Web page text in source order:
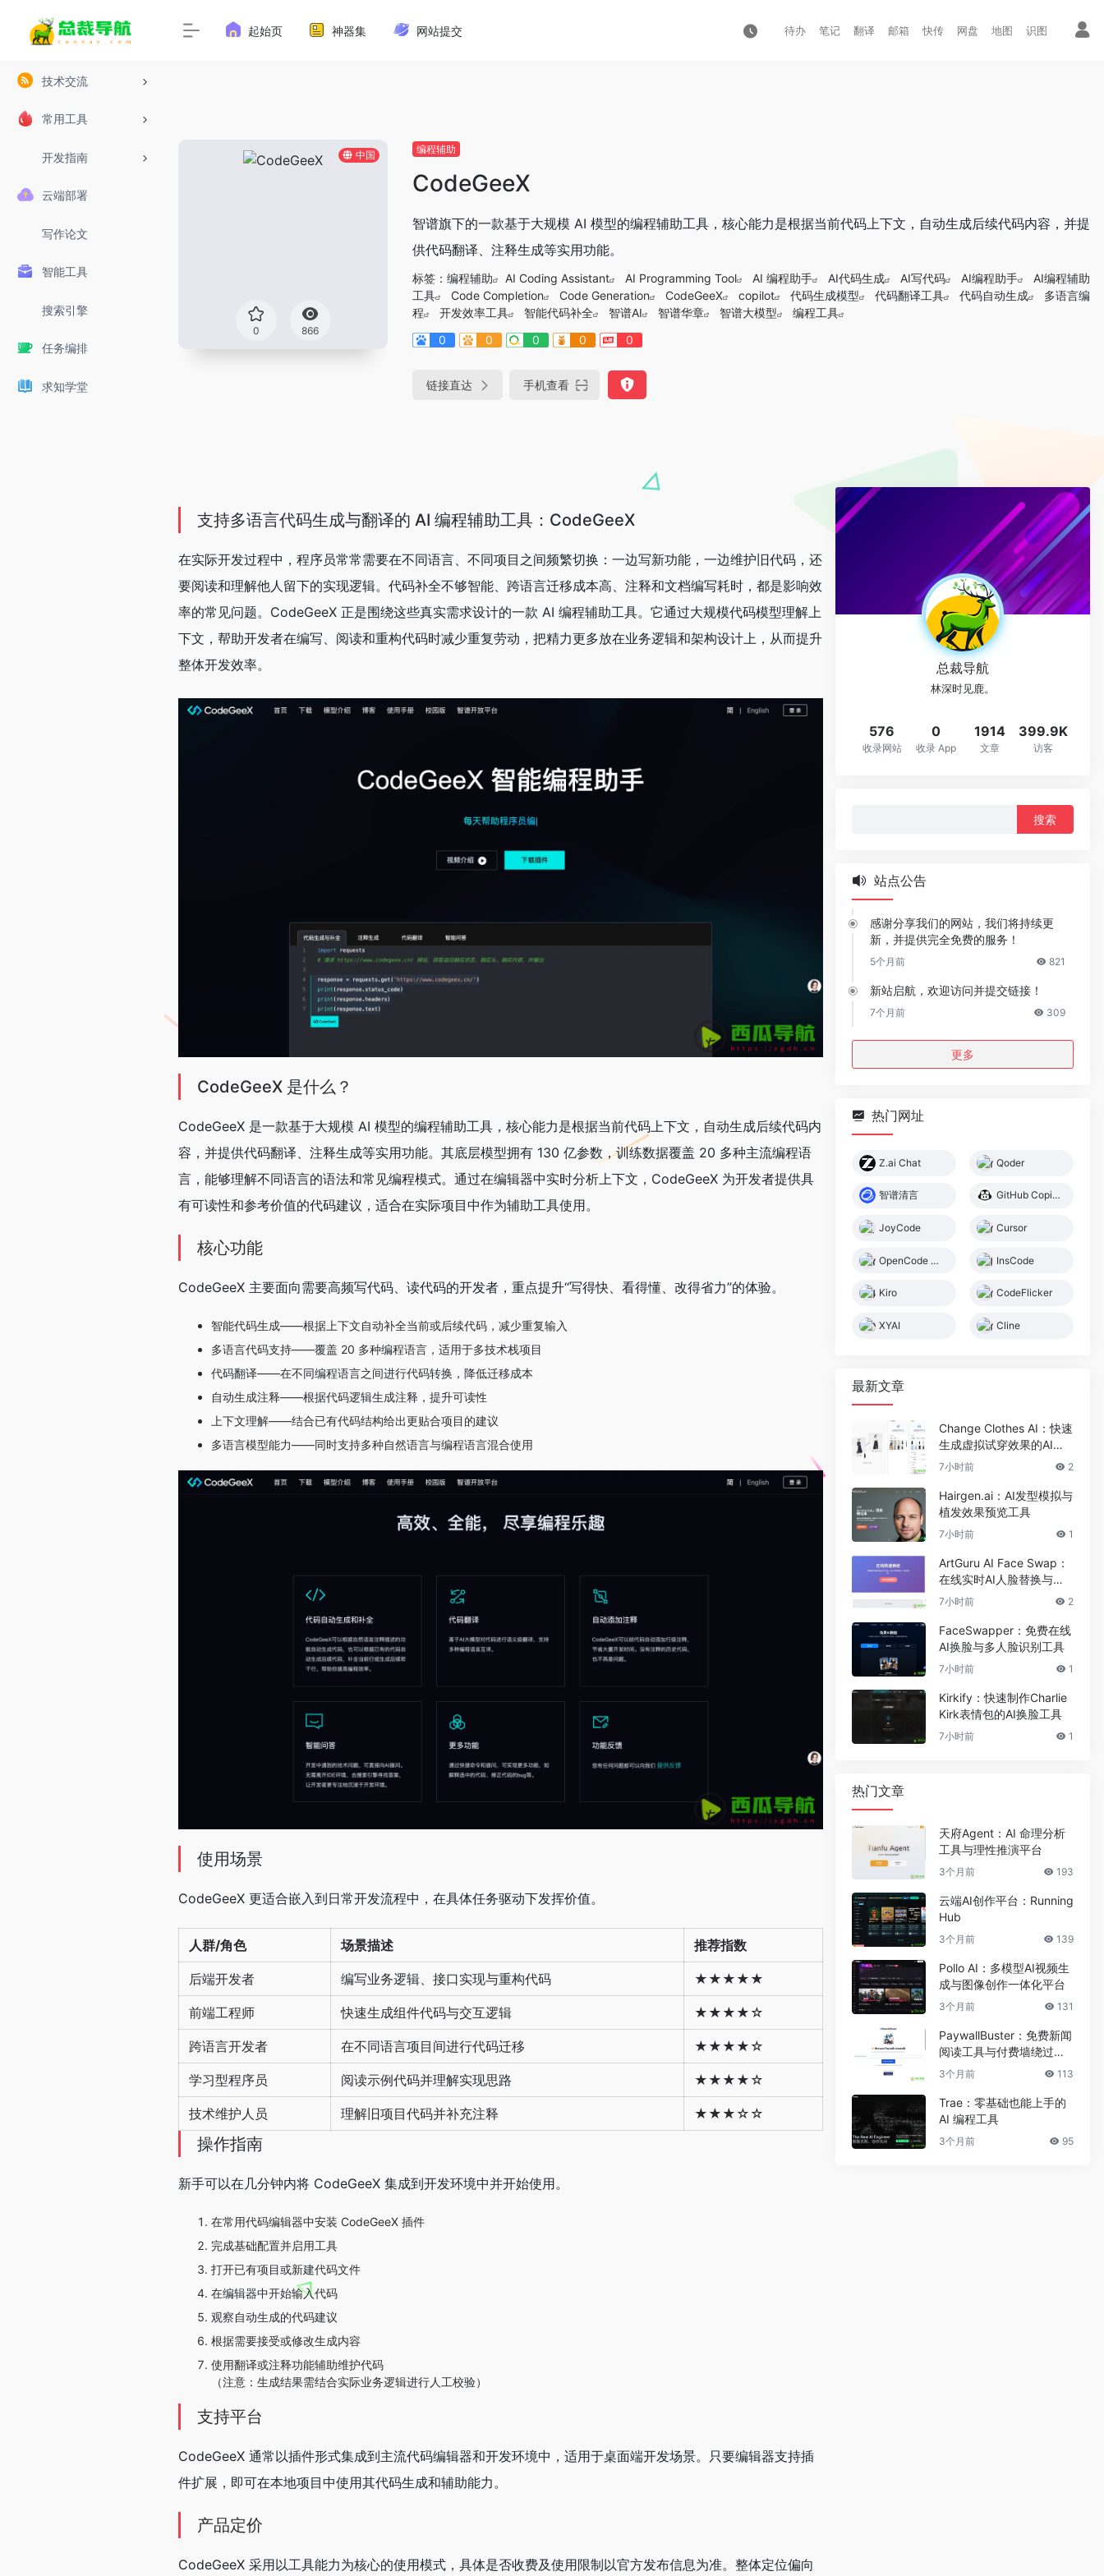
技术交流
常用工具
开发指南
云端部署
写作论文
智能工具
搜索引擎
任务编排
求知学堂
起始页 神器集 网站提交 待办 笔记 翻译 邮箱 快传 网盘 地图 识图
中国
0 866
编程辅助
CodeGeeX
智谱旗下的一款基于大规模 AI 模型的编程辅助工具，核心能力是根据当前代码上下文，自动生成后续代码内容，并提
供代码翻译、注释生成等实用功能。
标签： 编程辅助 AI Coding Assistant AI Programming Tool AI 编程助手 AI代码生成 AI写代码 AI编程助手
AI编程辅助
工具
Code Completion Code Generation CodeGeeX copilot 代码生成模型 代码翻译工具 代码自动生成
多语言编
程
开发效率工具 智能代码补全 智谱AI 智谱华章 智谱大模型
编程工具
0
0 0 0 0
链接直达 手机查看
支持多语言代码生成与翻译的 AI 编程辅助工具：CodeGeeX
在实际开发过程中，程序员常常需要在不同语言、不同项目之间频繁切换：一边写新功能，一边维护旧代码，还
要阅读和理解他人留下的实现逻辑。代码补全不够智能、跨语言迁移成本高、注释和文档编写耗时，都是影响效
率的常见问题。CodeGeeX 正是围绕这些真实需求设计的一款 AI 编程辅助工具。它通过大规模代码模型理解上
下文，帮助开发者在编写、阅读和重构代码时减少重复劳动，把精力更多放在业务逻辑和架构设计上，从而提升
整体开发效率。
CodeGeeX 是什么？
CodeGeeX 是一款基于大规模 AI 模型的编程辅助工具，核心能力是根据当前代码上下文，自动生成后续代码内
容，并提供代码翻译、注释生成等实用功能。其底层模型拥有 130 亿参数，训练数据覆盖 20 多种主流编程语
言，能够理解不同语言的语法和常见编程模式。通过在编辑器中实时分析上下文，CodeGeeX 为开发者提供具
有可读性和参考价值的代码建议，适合在实际项目中作为辅助工具使用。
核心功能
CodeGeeX 主要面向需要高频写代码、读代码的开发者，重点提升“写得快、看得懂、改得省力”的体验。
智能代码生成——根据上下文自动补全当前或后续代码，减少重复输入
多语言代码支持——覆盖 20 多种编程语言，适用于多技术栈项目
代码翻译——在不同编程语言之间进行代码转换，降低迁移成本
自动生成注释——根据代码逻辑生成注释，提升可读性
上下文理解——结合已有代码结构给出更贴合项目的建议
多语言模型能力——同时支持多种自然语言与编程语言混合使用
使用场景
CodeGeeX 更适合嵌入到日常开发流程中，在具体任务驱动下发挥价值。
人群/角色 场景描述 推荐指数
后端开发者 编写业务逻辑、接口实现与重构代码 ★★★★★
前端工程师 快速生成组件代码与交互逻辑 ★★★★☆
跨语言开发者 在不同语言项目间进行代码迁移 ★★★★☆
学习型程序员 阅读示例代码并理解实现思路 ★★★★☆
技术维护人员 理解旧项目代码并补充注释 ★★★☆☆
操作指南
新手可以在几分钟内将 CodeGeeX 集成到开发环境中并开始使用。
在常用代码编辑器中安装 CodeGeeX 插件
完成基础配置并启用工具
打开已有项目或新建代码文件
在编辑器中开始输入代码
观察自动生成的代码建议
根据需要接受或修改生成内容
使用翻译或注释功能辅助维护代码
（注意：生成结果需结合实际业务逻辑进行人工校验）
支持平台
CodeGeeX 通常以插件形式集成到主流代码编辑器和开发环境中，适用于桌面端开发场景。只要编辑器支持插
件扩展，即可在本地项目中使用其代码生成和辅助能力。
产品定价
CodeGeeX 采用以工具能力为核心的使用模式，具体是否收费及使用限制以官方发布信息为准。整体定位偏向
总裁导航
林深时见鹿。
576
收录网站
0
收录 App
1914
文章
399.9K
访客
站点公告
感谢分享我们的网站，我们将持续更
新，并提供完全免费的服务！
5个月前 821
新站启航，欢迎访问并提交链接！
7个月前 309
更多
热门网址
Z.ai Chat Qoder
智谱清言 GitHub Copilot
JoyCode Cursor
OpenCode 中文教程 InsCode
Kiro CodeFlicker
XYAI Cline
最新文章
Change Clothes AI：快速
生成虚拟试穿效果的AI换
装工具
7小时前 2
Hairgen.ai：AI发型模拟与
植发效果预览工具
7小时前 1
ArtGuru AI Face Swap：
在线实时AI人脸替换与照
片编辑工具
7小时前 2
FaceSwapper：免费在线
AI换脸与多人脸识别工具
7小时前 1
Kirkify：快速制作Charlie
Kirk表情包的AI换脸工具
7小时前 1
热门文章
天府Agent：AI 命理分析
工具与理性推演平台
3个月前 193
云端AI创作平台：Running
Hub
3个月前 139
Pollo AI：多模型AI视频生
成与图像创作一体化平台
3个月前 131
PaywallBuster：免费新闻
阅读工具与付费墙绕过助
手
3个月前 113
Trae：零基础也能上手的
AI 编程工具
3个月前 95